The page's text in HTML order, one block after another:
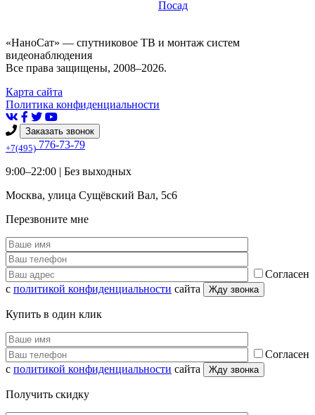
Посад
«НаноСат» — спутниковое ТВ и монтаж систем
видеонаблюдения
Все права защищены, 2008–2026.
Карта сайта
Политика конфиденциальности
Заказать звонок
+7(495) 776-73-79
9:00–22:00 | Без выходных
Москва, улица Сущёвский Вал, 5с6
Перезвоните мне
Согласен
с политикой конфиденциальности сайта
Купить в один клик
Согласен
с политикой конфиденциальности сайта
Получить скидку